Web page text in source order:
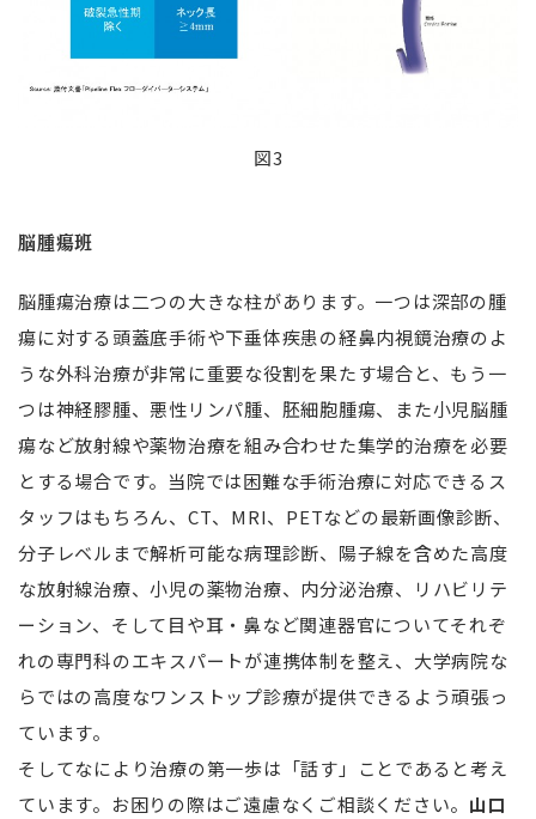
図3
脳腫瘍班
脳腫瘍治療は二つの大きな柱があります。一つは深部の腫
瘍に対する頭蓋底手術や下垂体疾患の経鼻内視鏡治療のよ
うな外科治療が非常に重要な役割を果たす場合と、もう一
つは神経膠腫、悪性リンパ腫、胚細胞腫瘍、また小児脳腫
瘍など放射線や薬物治療を組み合わせた集学的治療を必要
とする場合です。当院では困難な手術治療に対応できるス
タッフはもちろん、CT、MRI、PETなどの最新画像診断、
分子レベルまで解析可能な病理診断、陽子線を含めた高度
な放射線治療、小児の薬物治療、内分泌治療、リハビリテ
ーション、そして目や耳・鼻など関連器官についてそれぞ
れの専門科のエキスパートが連携体制を整え、大学病院な
らではの高度なワンストップ診療が提供できるよう頑張っ
ています。
そしてなにより治療の第一歩は「話す」ことであると考え
ています。お困りの際はご遠慮なくご相談ください。 山口